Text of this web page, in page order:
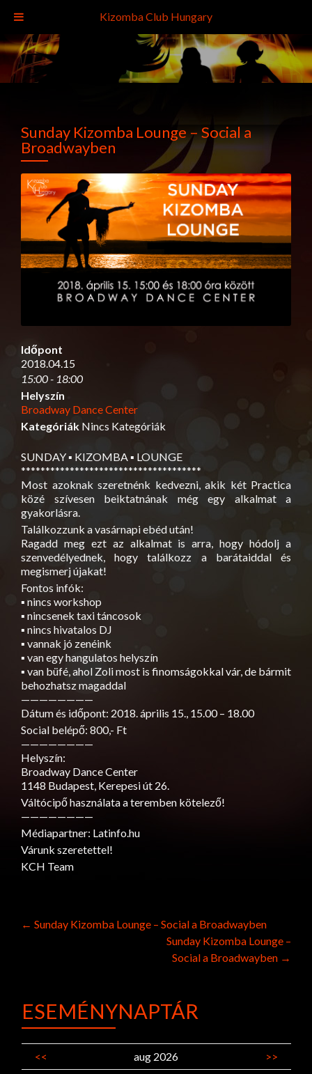
Sunday Kizomba Lounge – Social a
Broadwayben
Időpont
2018.04.15
15:00 - 18:00
Helyszín
Broadway Dance Center
Kategóriák Nincs Kategóriák
SUNDAY ▪ KIZOMBA ▪ LOUNGE
*************************************
Most azoknak szeretnénk kedvezni, akik két Practica
közé szívesen beiktatnának még egy alkalmat a
gyakorlásra.
Találkozzunk a vasárnapi ebéd után!
Ragadd meg ezt az alkalmat is arra, hogy hódolj a
szenvedélyednek, hogy találkozz a barátaiddal és
megismerj újakat!
Fontos infók:
▪ nincs workshop
▪ nincsenek taxi táncosok
▪ nincs hivatalos DJ
▪ vannak jó zenéink
▪ van egy hangulatos helyszín
▪ van büfé, ahol Zoli most is finomságokkal vár, de bármit
behozhatsz magaddal
————————
Dátum és időpont: 2018. április 15., 15.00 – 18.00
Social belépő: 800,- Ft
————————
Helyszín:
Broadway Dance Center
1148 Budapest, Kerepesi út 26.
Váltócipő használata a teremben kötelező!
————————
Médiapartner: Latinfo.hu
Várunk szeretettel!
KCH Team
Post
← Sunday Kizomba Lounge – Social a Broadwayben
Sunday Kizomba Lounge –
Social a Broadwayben →
ESEMÉNYNAPTÁR
<< aug 2026
>>
Kizomba Club Hungary